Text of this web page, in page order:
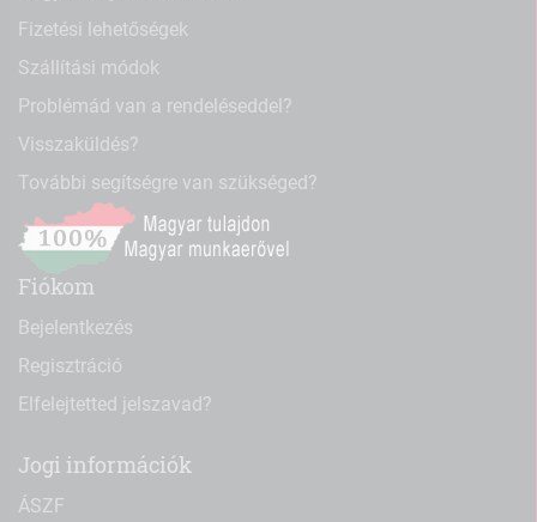
Fizetési lehetőségek
Szállítási módok
Problémád van a rendeléseddel?
Visszaküldés?
További segítségre van szükséged?
Fiókom
Bejelentkezés
Regisztráció
Elfelejtetted jelszavad?
Jogi információk
ÁSZF